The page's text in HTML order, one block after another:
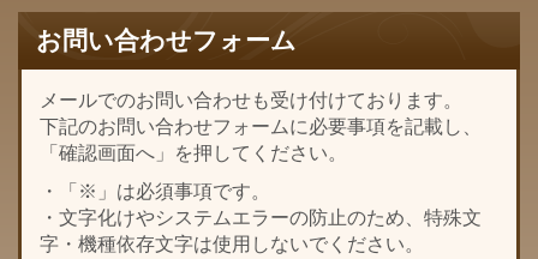
お問い合わせフォーム
メールでのお問い合わせも受け付けております。
下記のお問い合わせフォームに必要事項を記載し、
「確認画面へ」を押してください。
・「※」は必須事項です。
・文字化けやシステムエラーの防止のため、特殊文
字・機種依存文字は使用しないでください。